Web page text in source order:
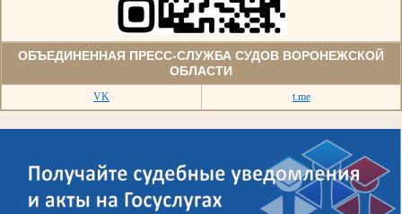
ОБЪЕДИНЕННАЯ ПРЕСС-СЛУЖБА СУДОВ ВОРОНЕЖСКОЙ
ОБЛАСТИ
VK t.me